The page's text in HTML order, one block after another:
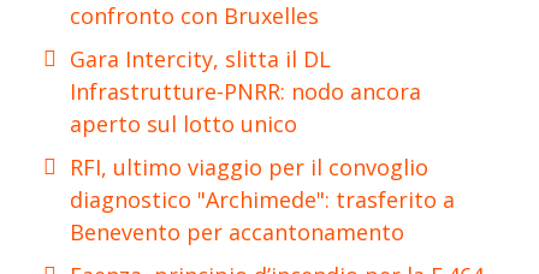
confronto con Bruxelles
Gara Intercity, slitta il DL
Infrastrutture-PNRR: nodo ancora
aperto sul lotto unico
RFI, ultimo viaggio per il convoglio
diagnostico "Archimede": trasferito a
Benevento per accantonamento